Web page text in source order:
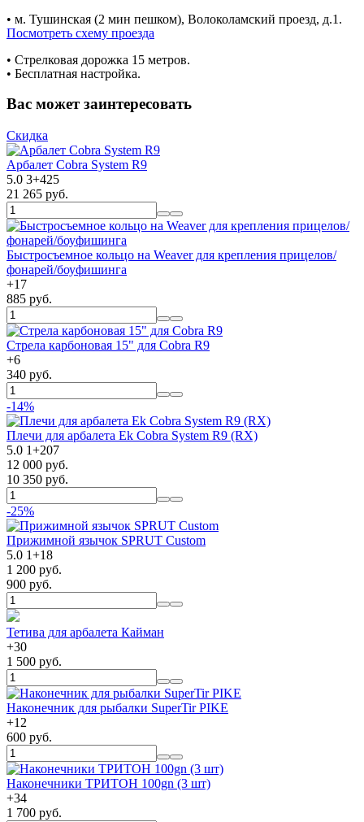
• м. Тушинская (2 мин пешком), Волоколамский проезд, д.1.
Посмотреть схему проезда
• Cтрелковая дорожка 15 метров.
• Бесплатная настройка.
Вас может заинтересовать
Скидка
Арбалет Cobra System R9
5.0 3+425
21 265 руб.
Быстросъемное кольцо на Weaver для крепления прицелов/
фонарей/боуфишинга
+17
885 руб.
Стрела карбоновая 15" для Cobra R9
+6
340 руб.
-14%
Плечи для арбалета Ek Cobra System R9 (RX)
5.0 1+207
12 000 руб.
10 350 руб.
-25%
Прижимной язычок SPRUT Custom
5.0 1+18
1 200 руб.
900 руб.
Тетива для арбалета Кайман
+30
1 500 руб.
Наконечник для рыбалки SuperTir PIKE
+12
600 руб.
Наконечники ТРИТОН 100gn (3 шт)
+34
1 700 руб.